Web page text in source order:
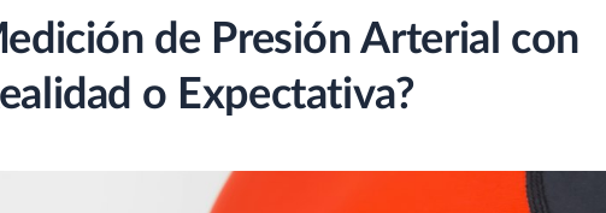
de Presión Arterial con
o Expectativa?